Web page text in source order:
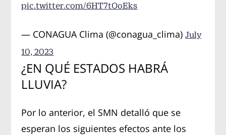
pic.twitter.com/6HT7tOoEks
— CONAGUA Clima (@conagua_clima)July
10, 2023
¿EN QUÉ ESTADOS HABRÁ
LLUVIA?
Por lo anterior, el SMN detalló que se
esperan los siguientes efectos ante los